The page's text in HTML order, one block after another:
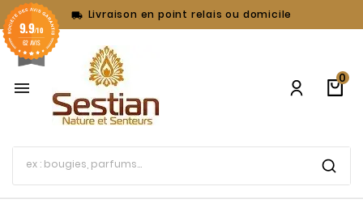
 Livraison en point relais ou domicile

0
9.9/10
62 AVIS